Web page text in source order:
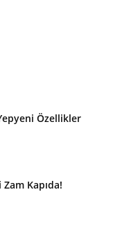
Özellikler
Kapıda!